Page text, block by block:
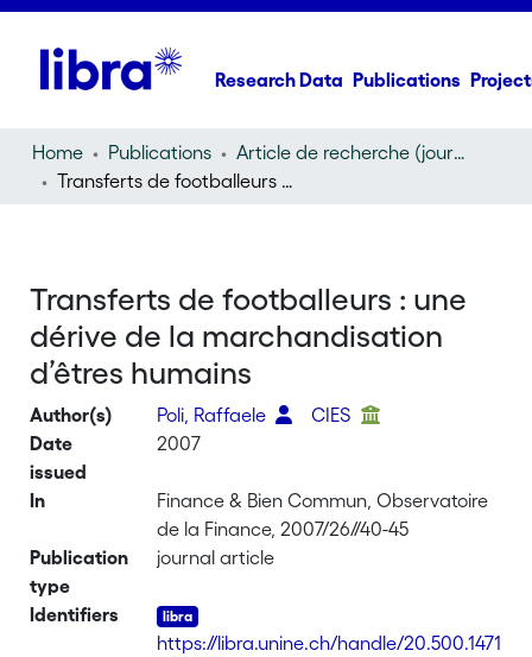
Research Data Publications
Home Publications
Article de recherche (journal article)
Transferts de footballeurs : une dérive de la marchandisation d’êtres humains
Transferts de footballeurs : une
dérive de la marchandisation
d’êtres humains
Author(s) Poli, Raffaele
CIES
Date
issued
2007
In
Finance & Bien Commun, Observatoire
de la Finance, 2007/26//40-45
Publication
type
journal article
Identifiers
https://libra.unine.ch/handle/20.500.1471